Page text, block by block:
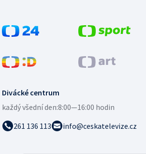
Divácké centrum
každý všední den:8:00—16:00 hodin
261 136 113
info@ceskatelevize.cz